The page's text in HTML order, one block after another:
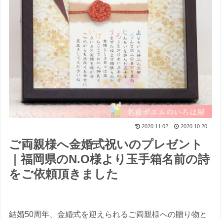
2020.11.02 2020.10.20
ご両親様へ金婚式祝いのプレゼント
｜福岡県のN.O様より玉手箱名前の詩
をご依頼頂きました
結婚50周年、金婚式を迎えられるご両親様への贈り物と